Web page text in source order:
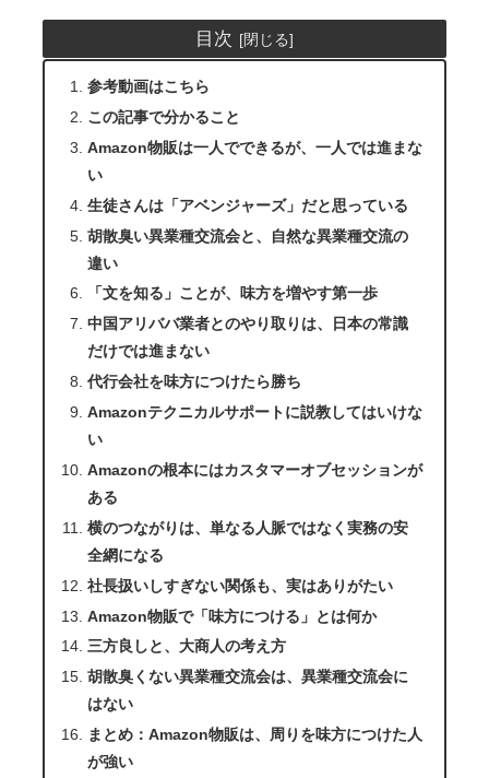
目次
参考動画はこちら
この記事で分かること
Amazon物販は一人でできるが、一人では進まな
い
生徒さんは「アベンジャーズ」だと思っている
胡散臭い異業種交流会と、自然な異業種交流の
違い
「文を知る」ことが、味方を増やす第一歩
中国アリババ業者とのやり取りは、日本の常識
だけでは進まない
代行会社を味方につけたら勝ち
Amazonテクニカルサポートに説教してはいけな
い
Amazonの根本にはカスタマーオブセッションが
ある
横のつながりは、単なる人脈ではなく実務の安
全網になる
社長扱いしすぎない関係も、実はありがたい
Amazon物販で「味方につける」とは何か
三方良しと、大商人の考え方
胡散臭くない異業種交流会は、異業種交流会に
はない
まとめ：Amazon物販は、周りを味方につけた人
が強い